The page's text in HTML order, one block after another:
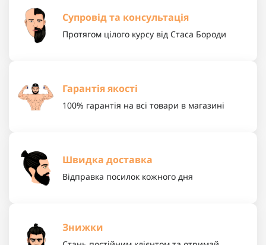
Супровід та консультація
Протягом цілого курсу від Стаса Бороди
Гарантія якості
100% гарантія на всі товари в магазині
Швидка доставка
Відправка посилок кожного дня
Знижки